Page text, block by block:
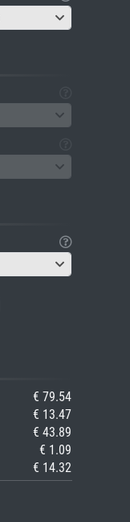
€ 79.54
€ 13.47
€ 43.89
€ 1.09
€ 14.32